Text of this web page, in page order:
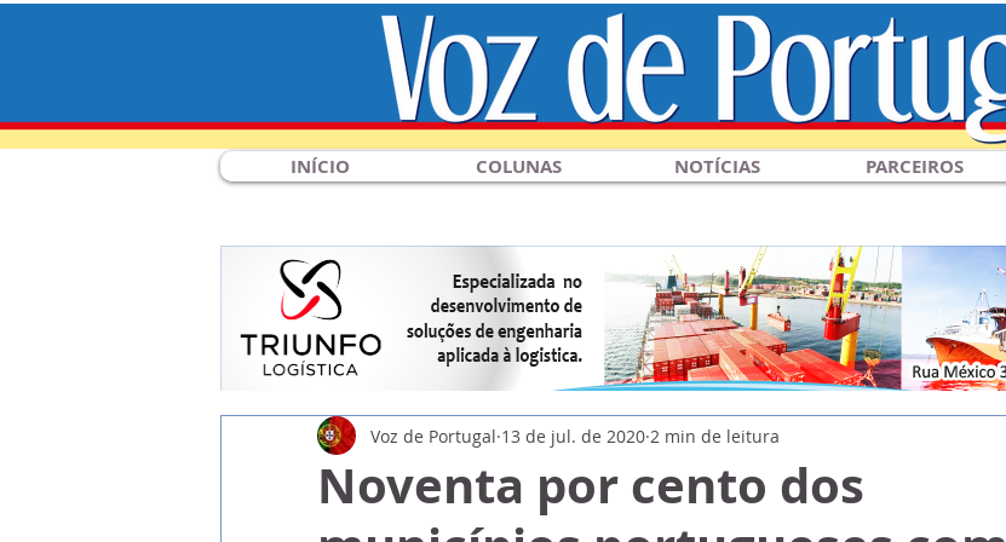
INÍCIO COLUNAS NOTÍCIAS PARCEIROS
Noventa por cento dos
Voz de Portugal 13 de jul. de 2020 2 min de leitura